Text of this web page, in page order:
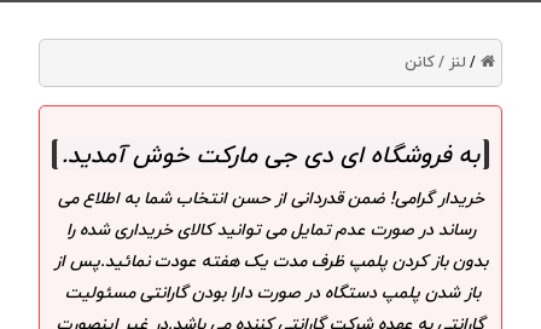
/ لنز /کانن
به فروشگاه ای دی جی مارکت خوش آمدید.
خریدار گرامی! ضمن قدردانی از حسن انتخاب شما به اطلاع می
رساند در صورت عدم تمایل می توانید کالای خریداری شده را
بدون باز کردن پلمپ ظرف مدت یک هفته عودت نمائید.پس از
باز شدن پلمپ دستگاه در صورت دارا بودن گارانتی مسئولیت